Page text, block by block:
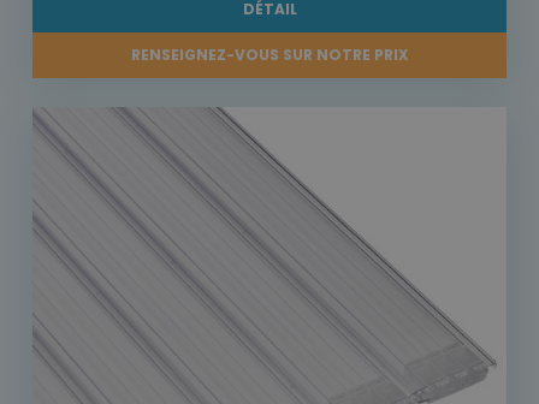
DÉTAIL
RENSEIGNEZ-VOUS SUR NOTRE PRIX